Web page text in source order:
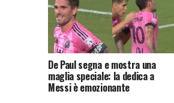
De Paul segna e mostra una
maglia speciale: la dedica a
Messi è emozionante